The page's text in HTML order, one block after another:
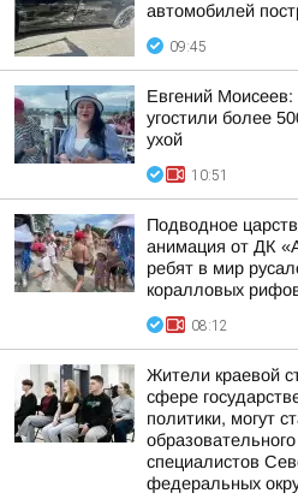
автомобилей
09:45
Евгений
угостили более
ухой
10:51
Подводное
анимация от ДК
ребят в мир
коралловых
08:12
Жители краевой
сфере
политики, могут
специалистов
федеральных